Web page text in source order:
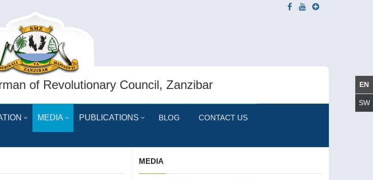
of Revolutionary Council, Zanzibar
MEDIA PUBLICATIONS BLOG CONTACT US
MEDIA